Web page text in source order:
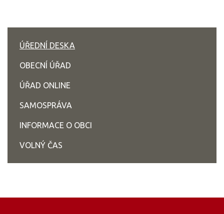
ÚŘEDNÍ DESKA
OBECNÍ ÚŘAD
ÚŘAD ONLINE
SAMOSPRÁVA
INFORMACE O OBCI
VOLNÝ ČAS